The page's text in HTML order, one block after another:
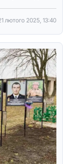
лютого 2025, 13:40